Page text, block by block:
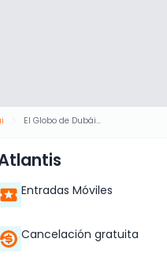
El Globo de Dubái en Atlantis
Entradas Móviles
Cancelación gratuita